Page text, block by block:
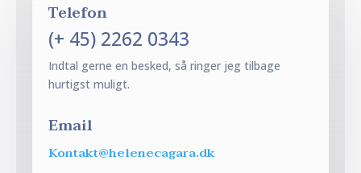
Telefon
(+ 45) 2262 0343
Indtal gerne en besked, så ringer jeg tilbage
hurtigst muligt.
Email
Kontakt@helenecagara.dk